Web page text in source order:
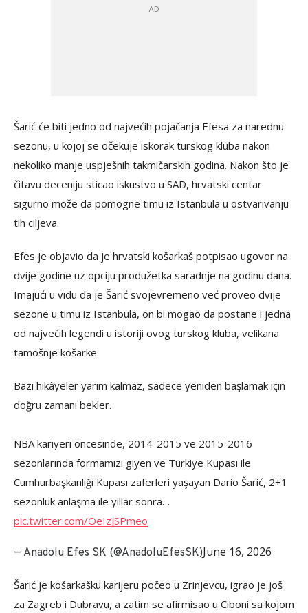
Šarić će biti jedno od najvećih pojačanja Efesa za narednu
sezonu, u kojoj se očekuje iskorak turskog kluba nakon
nekoliko manje uspješnih takmičarskih godina. Nakon što je
čitavu deceniju sticao iskustvo u SAD, hrvatski centar
sigurno može da pomogne timu iz Istanbula u ostvarivanju
tih ciljeva.
Efes je objavio da je hrvatski košarkaš potpisao ugovor na
dvije godine uz opciju produžetka saradnje na godinu dana.
Imajući u vidu da je Šarić svojevremeno već proveo dvije
sezone u timu iz Istanbula, on bi mogao da postane i jedna
od najvećih legendi u istoriji ovog turskog kluba, velikana
tamošnje košarke.
Bazı hikâyeler yarım kalmaz, sadece yeniden başlamak için
doğru zamanı bekler.
NBA kariyeri öncesinde, 2014-2015 ve 2015-2016
sezonlarında formamızı giyen ve Türkiye Kupası ile
Cumhurbaşkanlığı Kupası zaferleri yaşayan Dario Šarić, 2+1
sezonluk anlaşma ile yıllar sonra…
pic.twitter.com/OeIzjSPmeo
— Anadolu Efes SK (@AnadoluEfesSK)June 16, 2026
Šarić je košarkašku karijeru počeo u Zrinjevcu, igrao je još
za Zagreb i Dubravu, a zatim se afirmisao u Ciboni sa kojom